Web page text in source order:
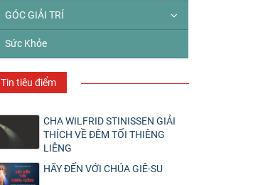
GÓC GIẢI TRÍ
Sức Khỏe
Tin tiêu điểm
CHA WILFRID STINISSEN GIẢI
THÍCH VỀ ĐÊM TỐI THIÊNG
LIÊNG
HÃY ĐẾN VỚI CHÚA GIÊ-SU